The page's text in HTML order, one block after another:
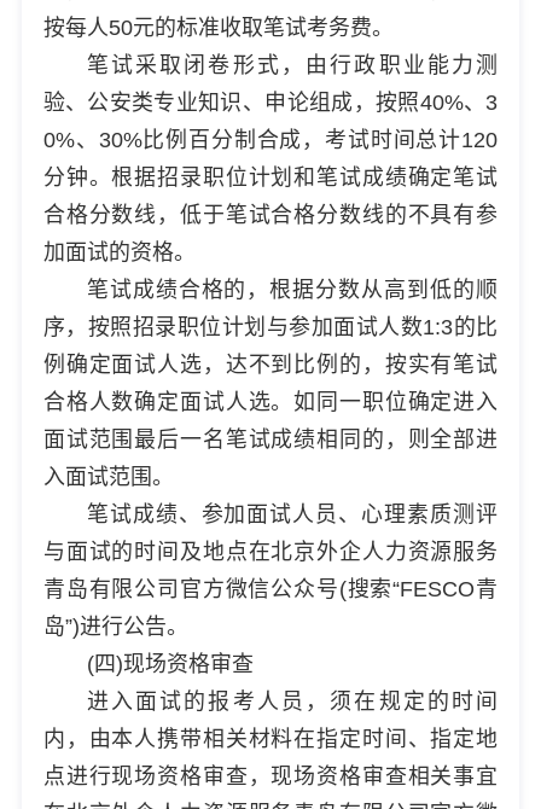
按每人50元的标准收取笔试考务费。
笔试采取闭卷形式，由行政职业能力测
验、公安类专业知识、申论组成，按照40%、3
0%、30%比例百分制合成，考试时间总计120
分钟。根据招录职位计划和笔试成绩确定笔试
合格分数线，低于笔试合格分数线的不具有参
加面试的资格。
笔试成绩合格的，根据分数从高到低的顺
序，按照招录职位计划与参加面试人数1:3的比
例确定面试人选，达不到比例的，按实有笔试
合格人数确定面试人选。如同一职位确定进入
面试范围最后一名笔试成绩相同的，则全部进
入面试范围。
笔试成绩、参加面试人员、心理素质测评
与面试的时间及地点在北京外企人力资源服务
青岛有限公司官方微信公众号(搜索“FESCO青
岛”)进行公告。
(四)现场资格审查
进入面试的报考人员，须在规定的时间
内，由本人携带相关材料在指定时间、指定地
点进行现场资格审查，现场资格审查相关事宜